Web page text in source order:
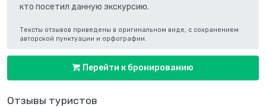
Отзывы туристов
кто посетил данную экскурсию.
Тексты отзывов приведены в оригинальном виде, с сохранением
авторской пунктуации и орфографии.
Перейти к бронированию